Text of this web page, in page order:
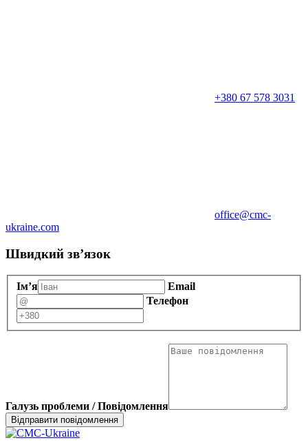
+380 67 578 3031
office@cmc-
ukraine.com
Швидкий зв’язок
Ім’я
Email
Телефон
Галузь проблеми / Повідомлення